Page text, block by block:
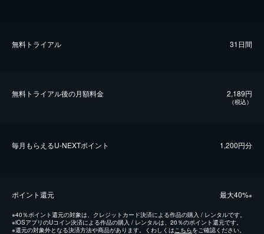
無料トライアル 31日間
無料トライアル後の⽉額料金 2,189円
（税込）
毎⽉もらえるU-NEXTポイント 1,200円分
ポイント還元 最⼤40%※
※40％ポイント還元の対象は、クレジットカード決済による作品の購入 / レンタルです。
※iOSアプリのUコイン決済による作品の購入 / レンタルは、20％のポイント還元です。
※還元の対象外となる決済方法や商品があります。くわしくはこちらをご確認ください。